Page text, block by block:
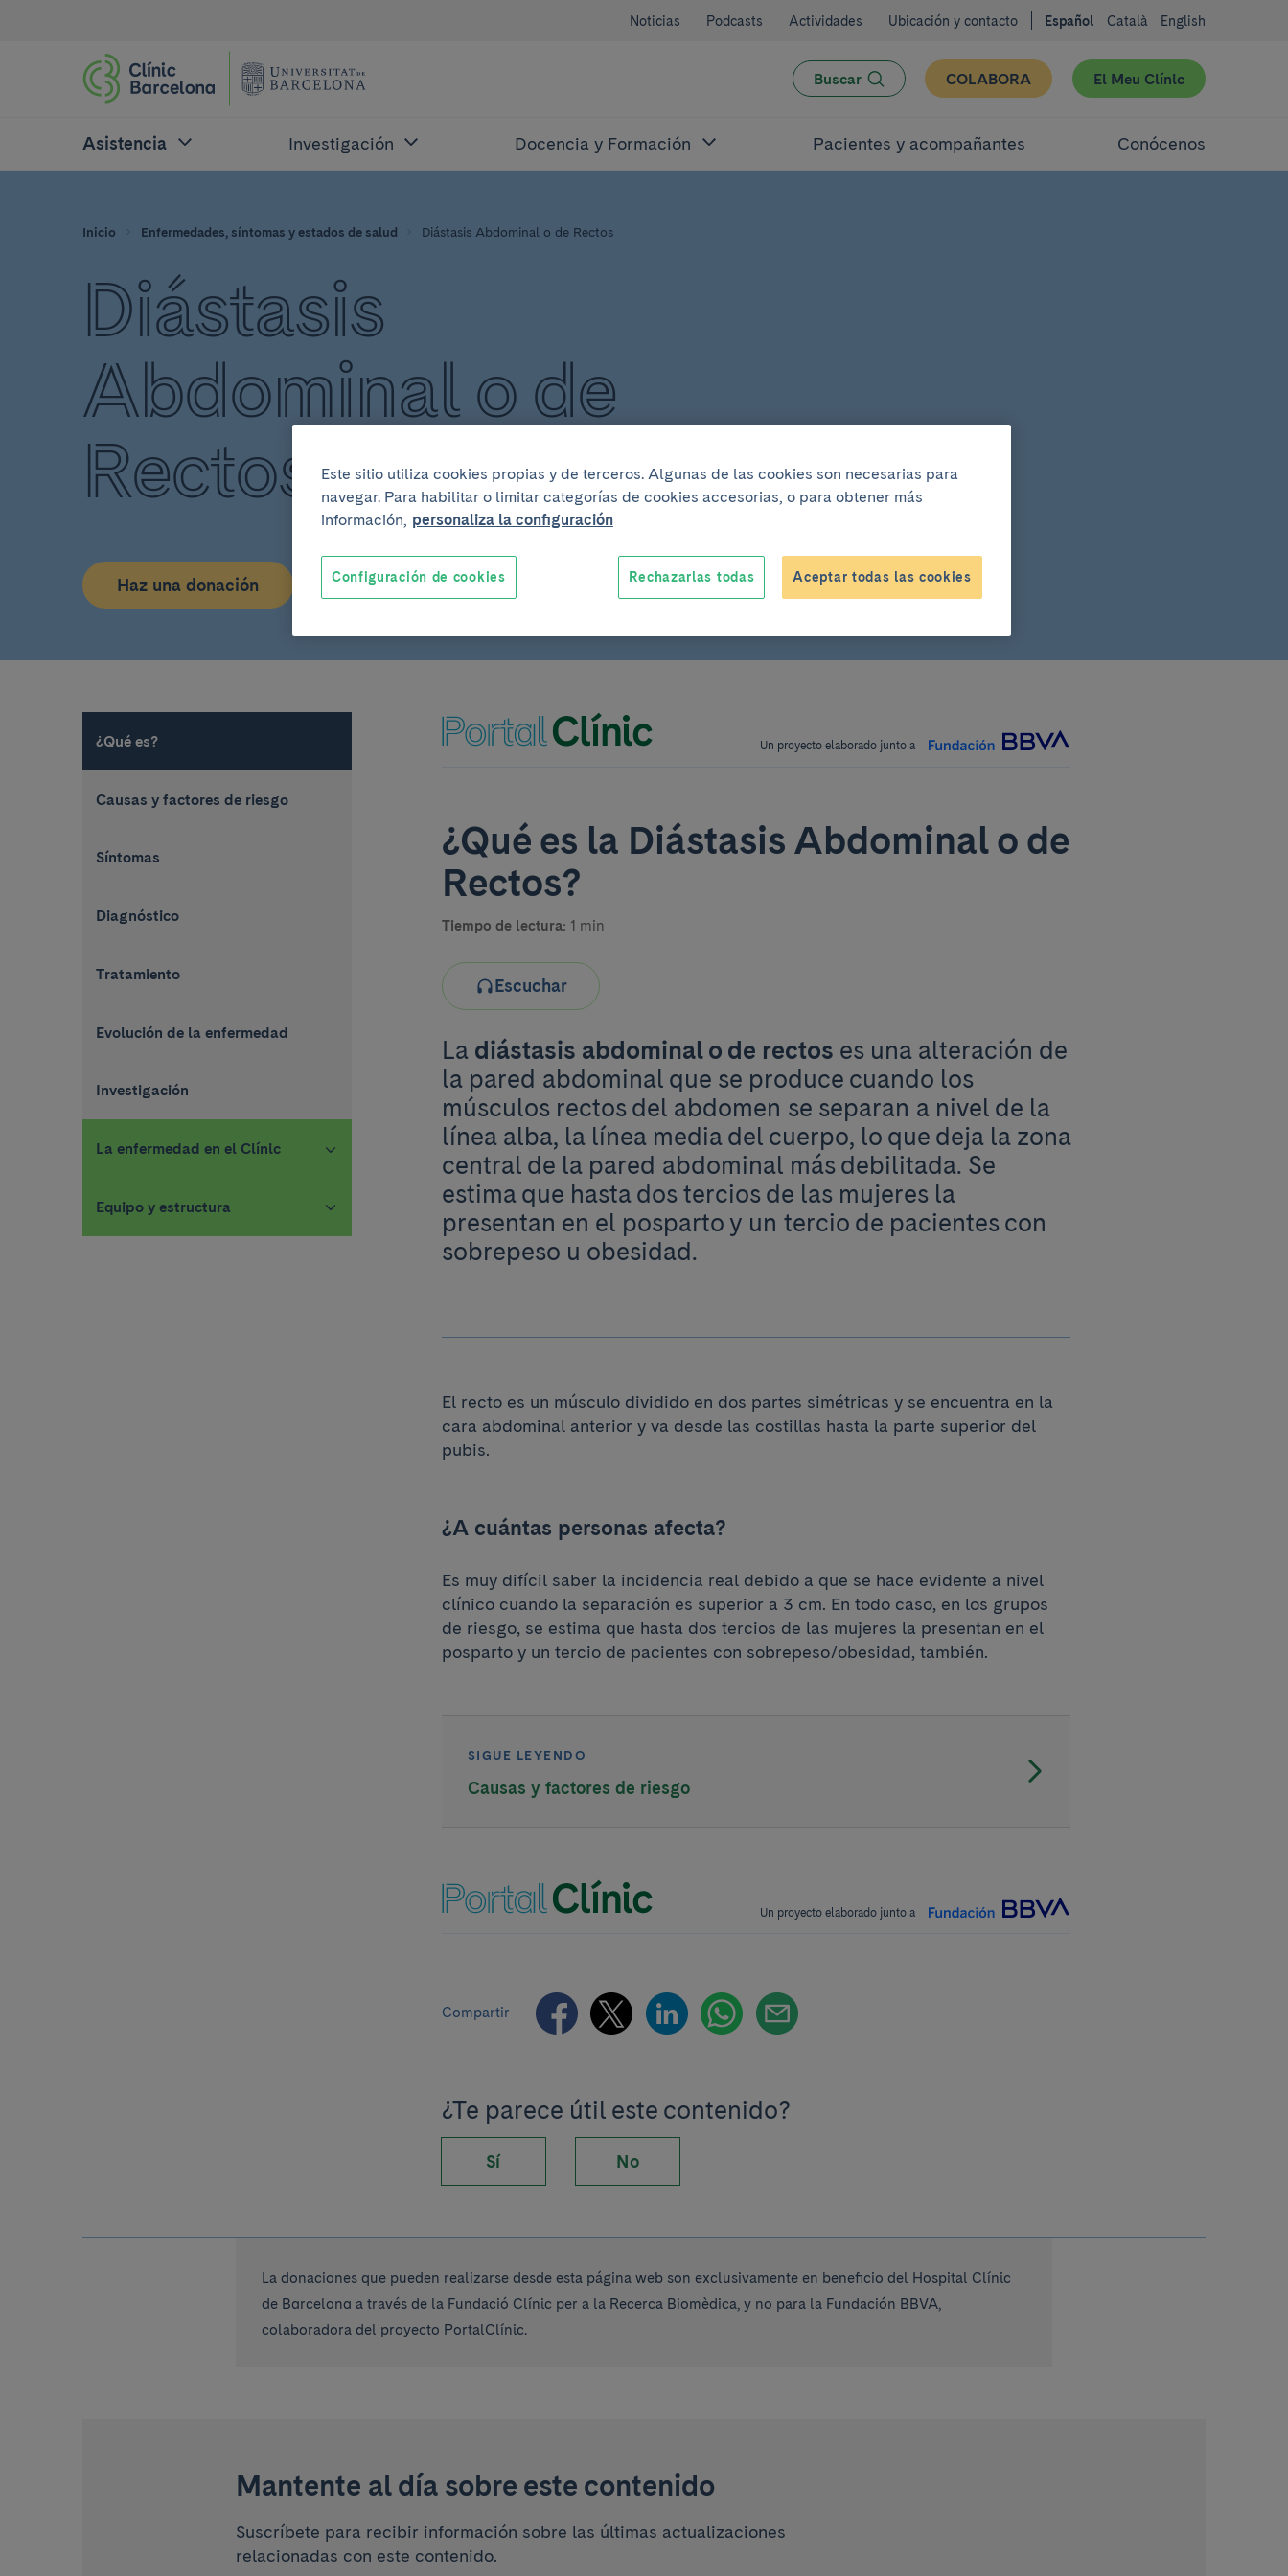
Noticias Podcasts Actividades Ubicación y contacto Español Català English
Buscar COLABORA El Meu Clínic
Asistencia Investigación Docencia y Formación Pacientes y acompañantes Conócenos
Inicio Enfermedades, síntomas y estados de salud Diástasis Abdominal o de Rectos
Diástasis
Abdominal o de
Rectos
Haz una donación
¿Qué es?
Causas y factores de riesgo
Síntomas
Diagnóstico
Tratamiento
Evolución de la enfermedad
Investigación
La enfermedad en el Clínic
Equipo y estructura
Un proyecto elaborado junto a
¿Qué es la Diástasis Abdominal o de
Rectos?
Tiempo de lectura: 1 min
Escuchar
La diástasis abdominal o de rectos es una alteración de
la pared abdominal que se produce cuando los
músculos rectos del abdomen se separan a nivel de la
línea alba, la línea media del cuerpo, lo que deja la zona
central de la pared abdominal más debilitada. Se
estima que hasta dos tercios de las mujeres la
presentan en el posparto y un tercio de pacientes con
sobrepeso u obesidad.
El recto es un músculo dividido en dos partes simétricas y se encuentra en la
cara abdominal anterior y va desde las costillas hasta la parte superior del
pubis.
¿A cuántas personas afecta?
Es muy difícil saber la incidencia real debido a que se hace evidente a nivel
clínico cuando la separación es superior a 3 cm. En todo caso, en los grupos
de riesgo, se estima que hasta dos tercios de las mujeres la presentan en el
posparto y un tercio de pacientes con sobrepeso/obesidad, también.
SIGUE LEYENDO
Causas y factores de riesgo
Un proyecto elaborado junto a
Compartir
¿Te parece útil este contenido?
Sí No
La donaciones que pueden realizarse desde esta página web son exclusivamente en beneficio del Hospital Clínic
de Barcelona a través de la Fundació Clínic per a la Recerca Biomèdica, y no para la Fundación BBVA,
colaboradora del proyecto PortalClínic.
Mantente al día sobre este contenido
Suscríbete para recibir información sobre las últimas actualizaciones
relacionadas con este contenido.
Este sitio utiliza cookies propias y de terceros. Algunas de las cookies son necesarias para
navegar. Para habilitar o limitar categorías de cookies accesorias, o para obtener más
información, personaliza la configuración
Rechazarlas todas Aceptar todas las cookies
Configuración de cookies